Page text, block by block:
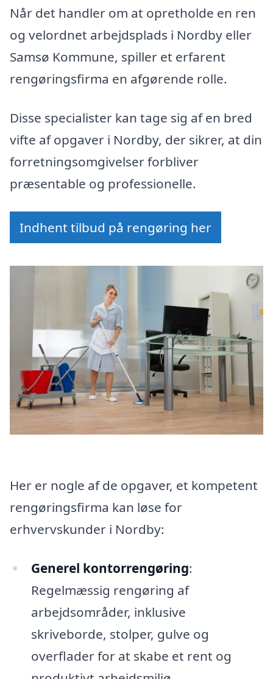
Når det handler om at opretholde en ren
og velordnet arbejdsplads i Nordby eller
Samsø Kommune, spiller et erfarent
rengøringsfirma en afgørende rolle.
Disse specialister kan tage sig af en bred
vifte af opgaver i Nordby, der sikrer, at din
forretningsomgivelser forbliver
præsentable og professionelle.
Indhent tilbud på rengøring her
Her er nogle af de opgaver, et kompetent
rengøringsfirma kan løse for
erhvervskunder i Nordby:
Generel kontorrengøring:
Regelmæssig rengøring af
arbejdsområder, inklusive
skriveborde, stolper, gulve og
overflader for at skabe et rent og